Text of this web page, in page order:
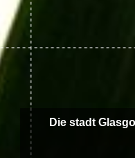
Die stadt